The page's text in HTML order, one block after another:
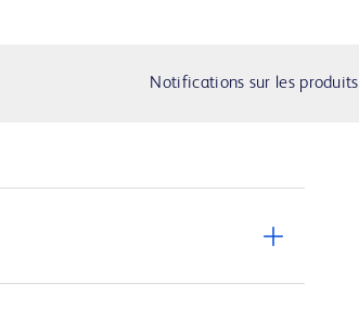
Notifications sur les produits